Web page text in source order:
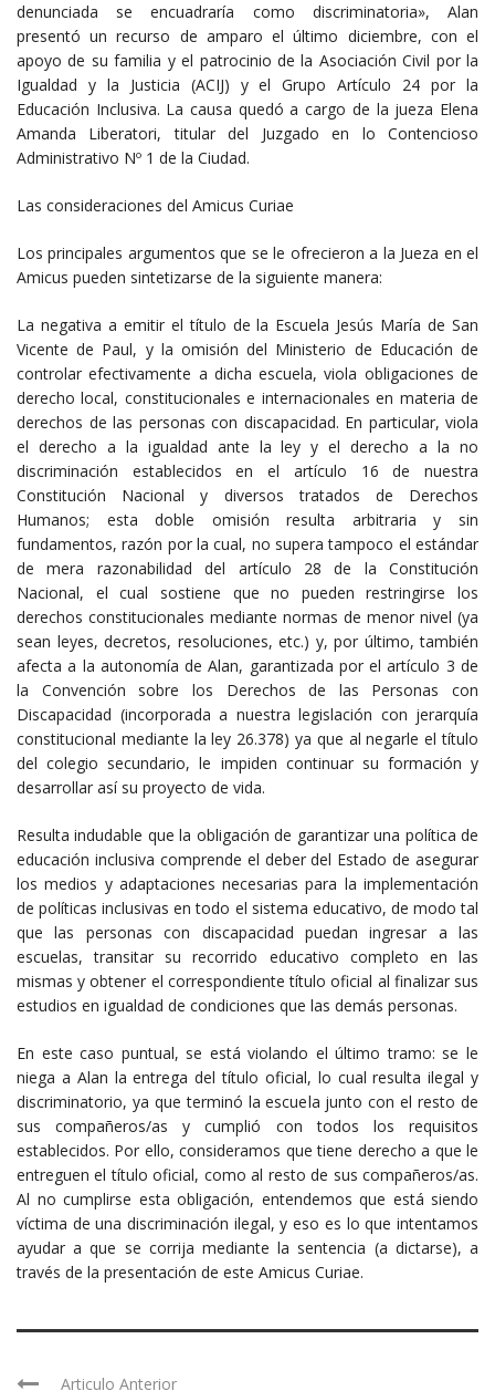
denunciada se encuadraría como discriminatoria», Alan
presentó un recurso de amparo el último diciembre, con el
apoyo de su familia y el patrocinio de la Asociación Civil por la
Igualdad y la Justicia (ACIJ) y el Grupo Artículo 24 por la
Educación Inclusiva. La causa quedó a cargo de la jueza Elena
Amanda Liberatori, titular del Juzgado en lo Contencioso
Administrativo Nº 1 de la Ciudad.
Las consideraciones del Amicus Curiae
Los principales argumentos que se le ofrecieron a la Jueza en el
Amicus pueden sintetizarse de la siguiente manera:
La negativa a emitir el título de la Escuela Jesús María de San
Vicente de Paul, y la omisión del Ministerio de Educación de
controlar efectivamente a dicha escuela, viola obligaciones de
derecho local, constitucionales e internacionales en materia de
derechos de las personas con discapacidad. En particular, viola
el derecho a la igualdad ante la ley y el derecho a la no
discriminación establecidos en el artículo 16 de nuestra
Constitución Nacional y diversos tratados de Derechos
Humanos; esta doble omisión resulta arbitraria y sin
fundamentos, razón por la cual, no supera tampoco el estándar
de mera razonabilidad del artículo 28 de la Constitución
Nacional, el cual sostiene que no pueden restringirse los
derechos constitucionales mediante normas de menor nivel (ya
sean leyes, decretos, resoluciones, etc.) y, por último, también
afecta a la autonomía de Alan, garantizada por el artículo 3 de
la Convención sobre los Derechos de las Personas con
Discapacidad (incorporada a nuestra legislación con jerarquía
constitucional mediante la ley 26.378) ya que al negarle el título
del colegio secundario, le impiden continuar su formación y
desarrollar así su proyecto de vida.
Resulta indudable que la obligación de garantizar una política de
educación inclusiva comprende el deber del Estado de asegurar
los medios y adaptaciones necesarias para la implementación
de políticas inclusivas en todo el sistema educativo, de modo tal
que las personas con discapacidad puedan ingresar a las
escuelas, transitar su recorrido educativo completo en las
mismas y obtener el correspondiente título oficial al finalizar sus
estudios en igualdad de condiciones que las demás personas.
En este caso puntual, se está violando el último tramo: se le
niega a Alan la entrega del título oficial, lo cual resulta ilegal y
discriminatorio, ya que terminó la escuela junto con el resto de
sus compañeros/as y cumplió con todos los requisitos
establecidos. Por ello, consideramos que tiene derecho a que le
entreguen el título oficial, como al resto de sus compañeros/as.
Al no cumplirse esta obligación, entendemos que está siendo
víctima de una discriminación ilegal, y eso es lo que intentamos
ayudar a que se corrija mediante la sentencia (a dictarse), a
través de la presentación de este Amicus Curiae.
Articulo Anterior